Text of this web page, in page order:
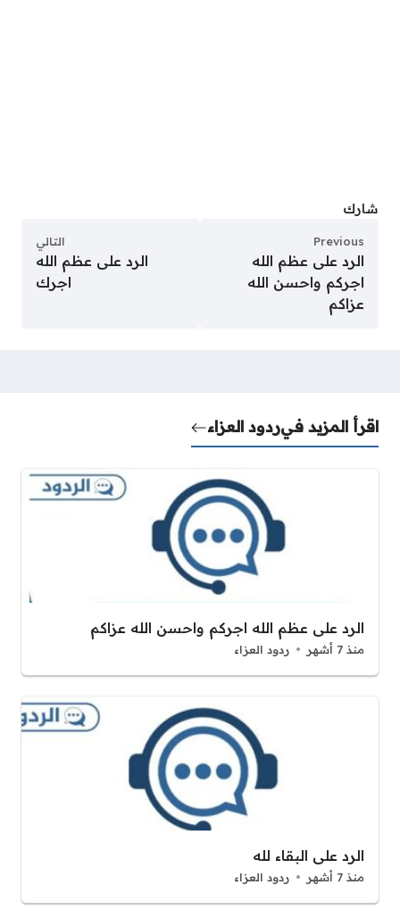
شارك
Previous
الرد على عظم الله
اجركم واحسن الله
عزاكم
التالي
الرد على عظم الله
اجرك
اقرأ المزيد فيردود العزاء
الرد على عظم الله اجركم واحسن الله عزاكم
منذ 7 أشهر ردود العزاء
الرد على البقاء لله
منذ 7 أشهر ردود العزاء